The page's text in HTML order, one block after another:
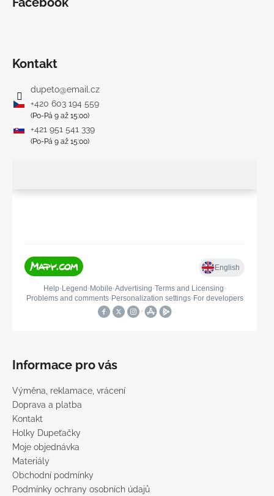
Kontakt
dupeto@email.cz
+420 603 194 559
(Po-Pá 9 až 15:00)
+421 951 541 339
(Po-Pá 9 až 15:00)
Informace pro vás
Výměna, reklamace, vrácení
Doprava a platba
Kontakt
Holky Dupeťačky
Moje objednávka
Materiály
Obchodní podmínky
Podmínky ochrany osobních údajů